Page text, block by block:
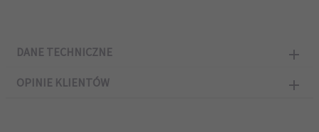
DANE TECHNICZNE
OPINIE KLIENTÓW